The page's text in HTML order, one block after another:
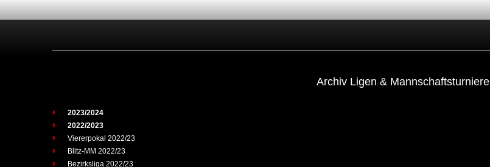
Archiv Ligen & Mannschaftsturniere
2023/2024
2022/2023
Viererpokal 2022/23
Blitz-MM 2022/23
Bezirksliga 2022/23